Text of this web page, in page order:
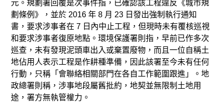
元。規劃署回覆是次事件指，已確認該工程違反《城市規
劃條例》，並於 2016 年 8 月 23 日發出強制執行通知
書，要求涉事者在 7 日內中止工程，但現時未有覆核巡視
和要求涉事者復原地點。環境保護署則指，早前已作多次
巡查，未有發現泥頭車出入或棄置廢物，而且一位自稱土
地佔用人表示工程是作耕種準備，因此該署至今未有任何
行動，只稱「會聯絡相關部門在各自工作範圍跟進」。地
政總署則稱，涉事地段屬舊批約，地契並無限制土地用
途，署方無執管權力。